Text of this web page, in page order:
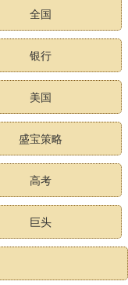
全国
银行
美国
盛宝策略
高考
巨头